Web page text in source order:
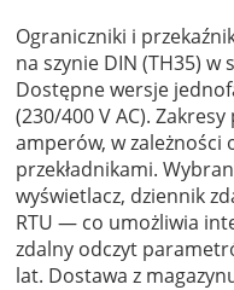
Ograniczniki i
na szynie DIN (TH35)
Dostępne wersje
(230/400 V AC).
amperów, w
przekładnikami.
wyświetlacz, dziennik
RTU — co umożliwia
zdalny odczyt
lat. Dostawa z